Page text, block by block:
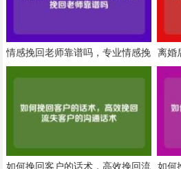
情感挽回老师靠谱吗，专业情感挽
回老师靠谱吗
离婚
如何挽回客户的话术，高效挽回流
如何